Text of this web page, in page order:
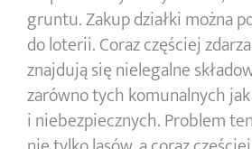
gruntu. Zakup działki można
do loterii. Coraz częściej
znajdują się nielegalne
zarówno tych komunalnych jak
i niebezpiecznych. Problem